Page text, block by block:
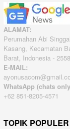
ALAMAT:
Perumahan Abi
Kasang, Kecamatan
Barat, Indonesia -
E-MAIL:
WhatsApp (chats
+62 851-8205-4571
TOPIK POPULER